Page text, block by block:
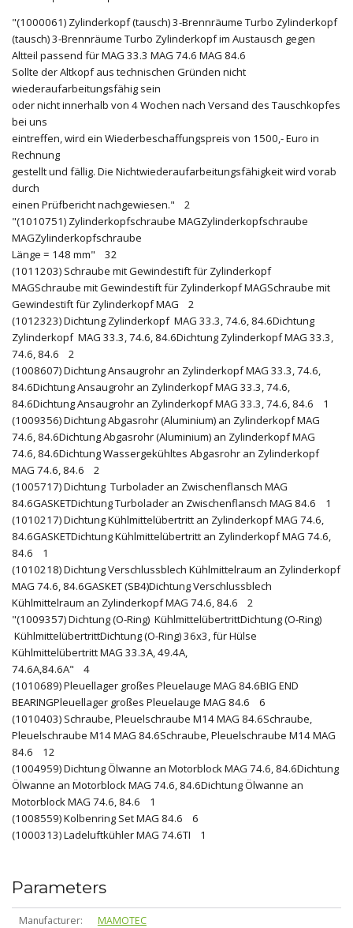
"(1000061) Zylinderkopf (tausch) 3-Brennräume Turbo Zylinderkopf
(tausch) 3-Brennräume Turbo Zylinderkopf im Austausch gegen
Altteil passend für MAG 33.3 MAG 74.6 MAG 84.6
Sollte der Altkopf aus technischen Gründen nicht
wiederaufarbeitungsfähig sein
oder nicht innerhalb von 4 Wochen nach Versand des Tauschkopfes
bei uns
eintreffen, wird ein Wiederbeschaffungspreis von 1500,- Euro in
Rechnung
gestellt und fällig. Die Nichtwiederaufarbeitungsfähigkeit wird vorab
durch
einen Prüfbericht nachgewiesen." 2
"(1010751) Zylinderkopfschraube MAGZylinderkopfschraube
MAGZylinderkopfschraube
Länge = 148 mm" 32
(1011203) Schraube mit Gewindestift für Zylinderkopf
MAGSchraube mit Gewindestift für Zylinderkopf MAGSchraube mit
Gewindestift für Zylinderkopf MAG 2
(1012323) Dichtung Zylinderkopf MAG 33.3, 74.6, 84.6Dichtung
Zylinderkopf MAG 33.3, 74.6, 84.6Dichtung Zylinderkopf MAG 33.3,
74.6, 84.6 2
(1008607) Dichtung Ansaugrohr an Zylinderkopf MAG 33.3, 74.6,
84.6Dichtung Ansaugrohr an Zylinderkopf MAG 33.3, 74.6,
84.6Dichtung Ansaugrohr an Zylinderkopf MAG 33.3, 74.6, 84.6 1
(1009356) Dichtung Abgasrohr (Aluminium) an Zylinderkopf MAG
74.6, 84.6Dichtung Abgasrohr (Aluminium) an Zylinderkopf MAG
74.6, 84.6Dichtung Wassergekühltes Abgasrohr an Zylinderkopf
MAG 74.6, 84.6 2
(1005717) Dichtung Turbolader an Zwischenflansch MAG
84.6GASKETDichtung Turbolader an Zwischenflansch MAG 84.6 1
(1010217) Dichtung Kühlmittelübertritt an Zylinderkopf MAG 74.6,
84.6GASKETDichtung Kühlmittelübertritt an Zylinderkopf MAG 74.6,
84.6 1
(1010218) Dichtung Verschlussblech Kühlmittelraum an Zylinderkopf
MAG 74.6, 84.6GASKET (SB4)Dichtung Verschlussblech
Kühlmittelraum an Zylinderkopf MAG 74.6, 84.6 2
"(1009357) Dichtung (O-Ring) KühlmittelübertrittDichtung (O-Ring)
KühlmittelübertrittDichtung (O-Ring) 36x3, für Hülse
Kühlmittelübertritt MAG 33.3A, 49.4A,
74.6A,84.6A" 4
(1010689) Pleuellager großes Pleuelauge MAG 84.6BIG END
BEARINGPleuellager großes Pleuelauge MAG 84.6 6
(1010403) Schraube, Pleuelschraube M14 MAG 84.6Schraube,
Pleuelschraube M14 MAG 84.6Schraube, Pleuelschraube M14 MAG
84.6 12
(1004959) Dichtung Ölwanne an Motorblock MAG 74.6, 84.6Dichtung
Ölwanne an Motorblock MAG 74.6, 84.6Dichtung Ölwanne an
Motorblock MAG 74.6, 84.6 1
(1008559) Kolbenring Set MAG 84.6 6
(1000313) Ladeluftkühler MAG 74.6TI 1
Parameters
Manufacturer
MAMOTEC